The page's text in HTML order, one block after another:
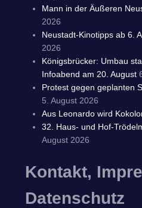
Mann in der Äußeren
2026
Neustadt-Kinotipps ab 6.
2026
Königsbrücker: Umbau
Infoabend am 20. August
Protest gegen geplanten
5. August 2026
Aus Leonardo wird
32. Haus- und Hof-
August 2026
Kontakt,
Datenschutz